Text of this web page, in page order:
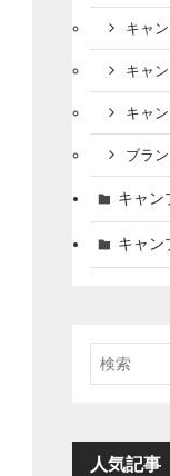
キャ
キャ
キャ
ブラ
キャン
キャン
人気記事